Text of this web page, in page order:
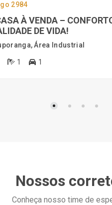
2984
À VENDA –
DE VIDA!
Área Industrial
1 1
Nossos
Conheça nosso time de